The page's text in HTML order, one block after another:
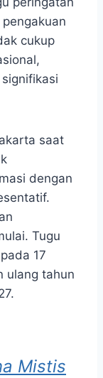
cukup
saat
dengan
Tugu
17
ulang tahun
Mistis